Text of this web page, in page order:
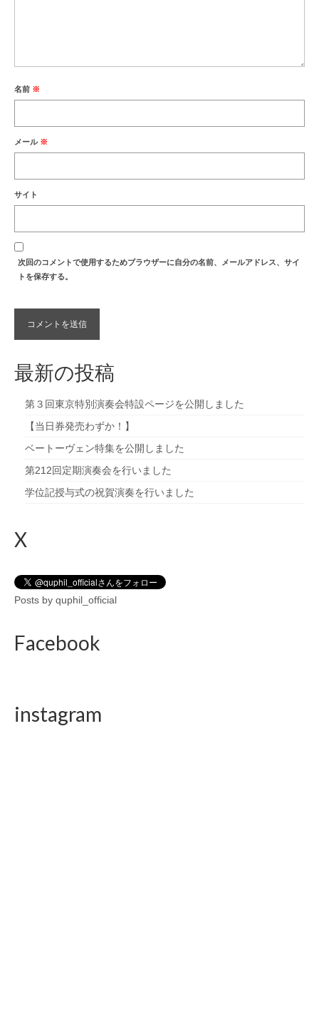
名前 ※
メール ※
サイト
次回のコメントで使用するためブラウザーに自分の名前、メールアドレス、サイ
トを保存する。
最新の投稿
第３回東京特別演奏会特設ページを公開しました
【当日券発売わずか！】
ベートーヴェン特集を公開しました
第212回定期演奏会を行いました
学位記授与式の祝賀演奏を行いました
X
Posts by quphil_official
Facebook
instagram